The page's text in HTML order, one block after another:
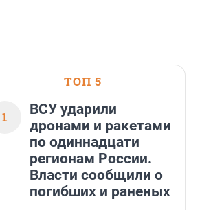
ТОП 5
1
ВСУ ударили
дронами и ракетами
по одиннадцати
регионам России.
Власти сообщили о
погибших и раненых